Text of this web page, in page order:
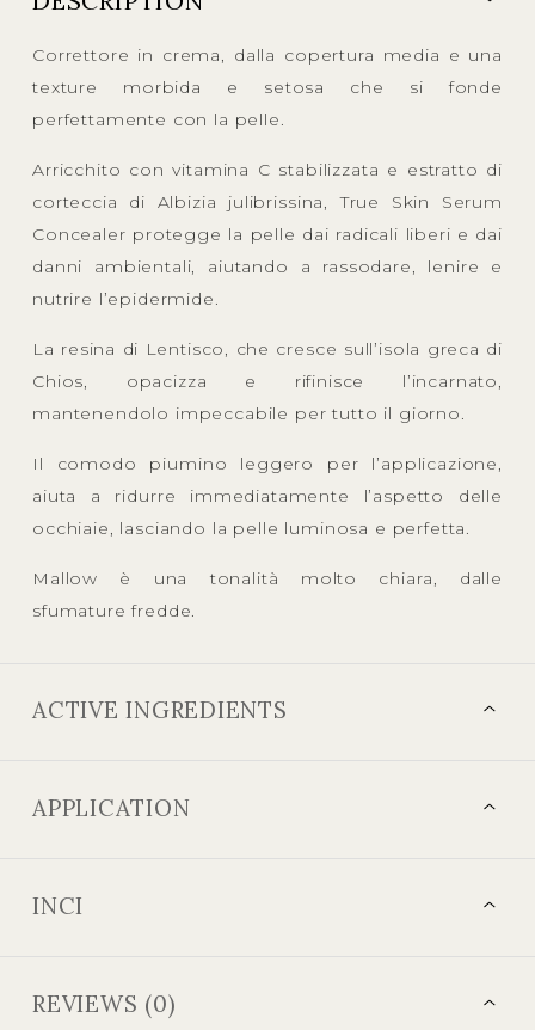
Correttore in crema, dalla copertura media e una
texture morbida e setosa che si fonde
perfettamente con la pelle.
Arricchito con vitamina C stabilizzata e estratto di
corteccia di Albizia julibrissina, True Skin Serum
Concealer protegge la pelle dai radicali liberi e dai
danni ambientali, aiutando a rassodare, lenire e
nutrire l’epidermide.
La resina di Lentisco, che cresce sull’isola greca di
Chios, opacizza e rifinisce l’incarnato,
mantenendolo impeccabile per tutto il giorno.
Il comodo piumino leggero per l’applicazione,
aiuta a ridurre immediatamente l’aspetto delle
occhiaie, lasciando la pelle luminosa e perfetta.
Mallow è una tonalità molto chiara, dalle
sfumature fredde.
ACTIVE INGREDIENTS
APPLICATION
INCI
REVIEWS (0)